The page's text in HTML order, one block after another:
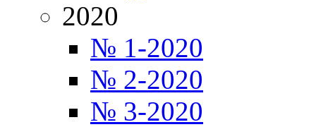
2020
№ 1-2020
№ 2-2020
№ 3-2020